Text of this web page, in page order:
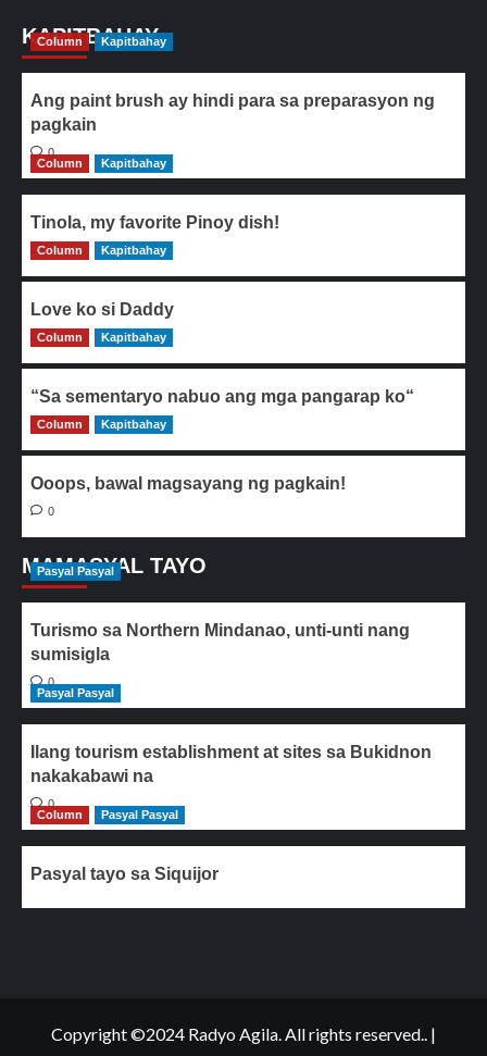
KAPITBAHAY
Column Kapitbahay
Ang paint brush ay hindi para sa preparasyon ng
pagkain
0
Column
Kapitbahay
Tinola, my favorite Pinoy dish!
0
Column Kapitbahay
Love ko si Daddy
0
Column Kapitbahay
“Sa sementaryo nabuo ang mga pangarap ko“
0
Column Kapitbahay
Ooops, bawal magsayang ng pagkain!
0
MAMASYAL TAYO
Pasyal Pasyal
Turismo sa Northern Mindanao, unti-unti nang
sumisigla
0
Pasyal Pasyal
Ilang tourism establishment at sites sa Bukidnon
nakakabawi na
0
Column
Pasyal Pasyal
Pasyal tayo sa Siquijor
Copyright ©2024 Radyo Agila. All rights reserved.. |